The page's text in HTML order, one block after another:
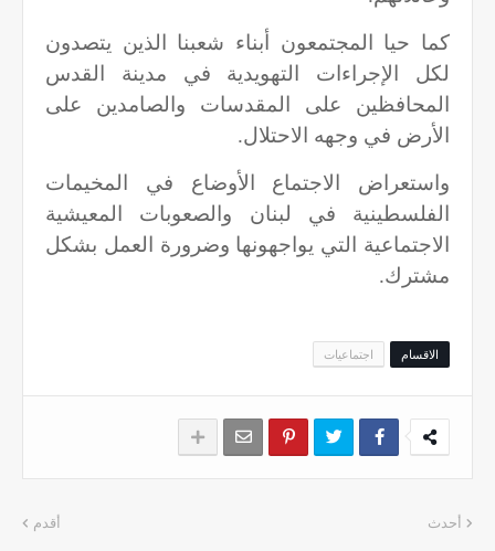
كما حيا المجتمعون أبناء شعبنا الذين يتصدون
لكل الإجراءات التهويدية في مدينة القدس
المحافظين على المقدسات والصامدين على
الأرض في وجهه الاحتلال.
واستعراض الاجتماع الأوضاع في المخيمات
الفلسطينية في لبنان والصعوبات المعيشية
الاجتماعية التي يواجهونها وضرورة العمل بشكل
مشترك.
الاقسام اجتماعيات
أحدث أقدم